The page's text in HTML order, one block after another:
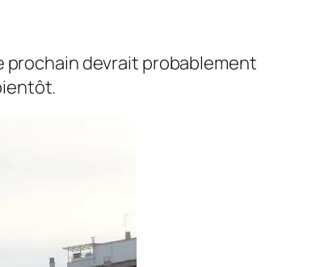
prochain devrait probablement